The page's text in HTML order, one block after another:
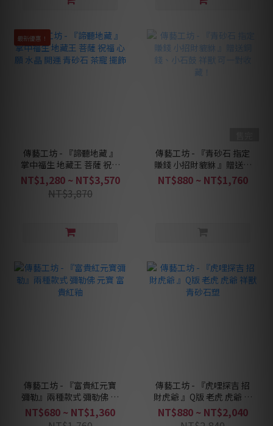
最新優惠！
傳藝工坊 - 『諦聽地藏 』
掌中福生 地藏王 菩薩 祝福
心願 水晶 開運 青砂石 茶
寵 擺飾
NT$1,280 ~ NT$3,570
NT$3,870
傳藝工坊 - 『青砂石 指定
賺錢 小招財貔貅 』贈送銅
錢、小石鼓 祥獸 可一對收
藏！
NT$880 ~ NT$1,760
傳藝工坊 - 『富貴紅元寶
彌勒』兩種款式 彌勒佛 元
寶 富貴紅釉
NT$680 ~ NT$1,360
傳藝工坊 - 『虎哩探吉 招
財虎爺 』Q版 老虎 虎爺 祥
獸 青砂石塑
NT$880 ~ NT$2,040